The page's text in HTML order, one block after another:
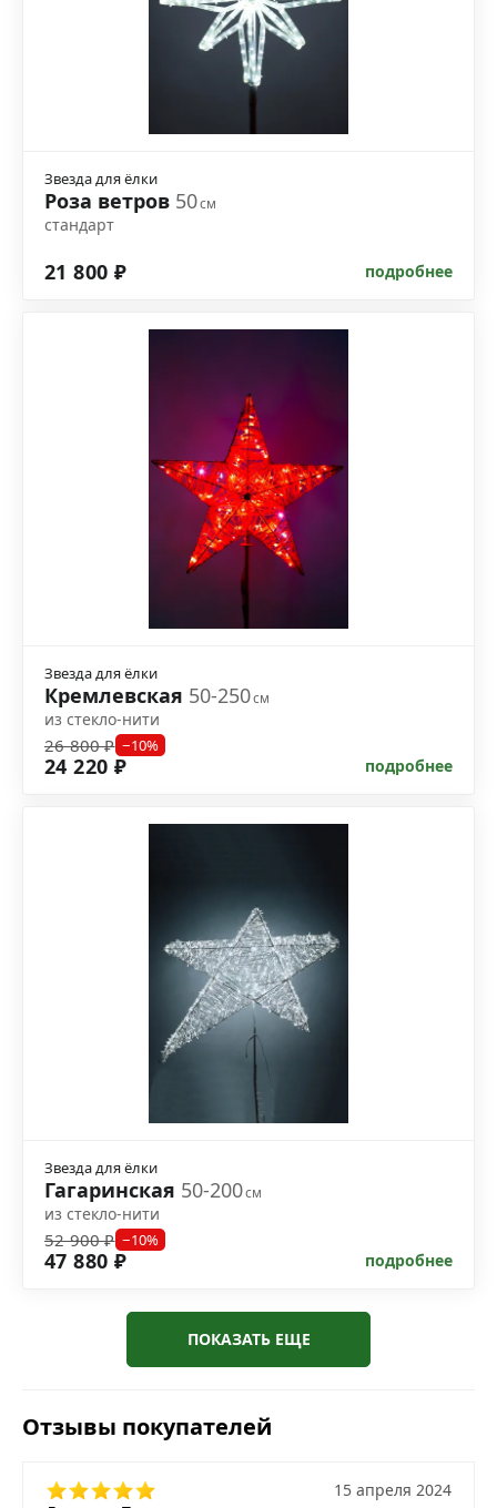
Звезда для ёлки
Роза ветров 50см
стандарт
21 800 ₽ подробнее
Звезда для ёлки
Кремлевская 50-250см
из стекло-нити
26 800 ₽ −10%
24 220 ₽ подробнее
Звезда для ёлки
Гагаринская 50-200см
из стекло-нити
52 900 ₽ −10%
47 880 ₽ подробнее
ПОКАЗАТЬ ЕЩЕ
Отзывы покупателей
15 апреля 2024